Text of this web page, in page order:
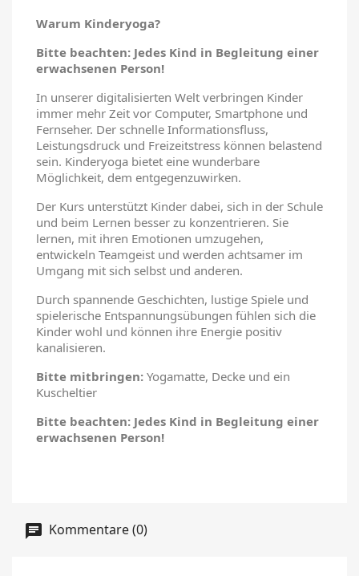
Warum Kinderyoga?
Bitte beachten: Jedes Kind in Begleitung einer
erwachsenen Person!
In unserer digitalisierten Welt verbringen Kinder
immer mehr Zeit vor Computer, Smartphone und
Fernseher. Der schnelle Informationsfluss,
Leistungsdruck und Freizeitstress können belastend
sein. Kinderyoga bietet eine wunderbare
Möglichkeit, dem entgegenzuwirken.
Der Kurs unterstützt Kinder dabei, sich in der Schule
und beim Lernen besser zu konzentrieren. Sie
lernen, mit ihren Emotionen umzugehen,
entwickeln Teamgeist und werden achtsamer im
Umgang mit sich selbst und anderen.
Durch spannende Geschichten, lustige Spiele und
spielerische Entspannungsübungen fühlen sich die
Kinder wohl und können ihre Energie positiv
kanalisieren.
Bitte mitbringen: Yogamatte, Decke und ein
Kuscheltier
Bitte beachten: Jedes Kind in Begleitung einer
erwachsenen Person!
Kommentare (0)